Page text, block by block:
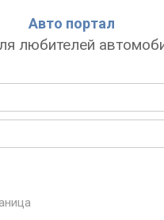
Авто портал
любителей